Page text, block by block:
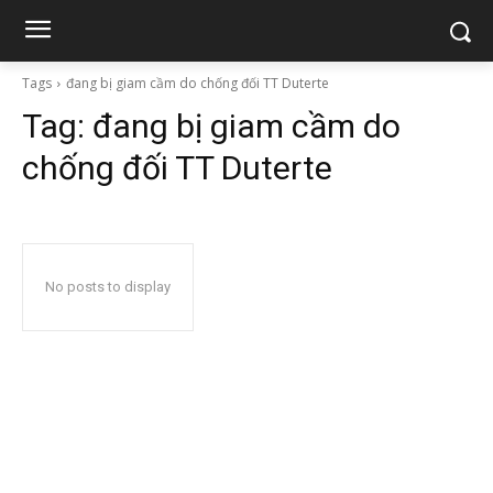
Tags đang bị giam cầm do chống đối TT Duterte
Tag: đang bị giam cầm do
chống đối TT Duterte
No posts to display